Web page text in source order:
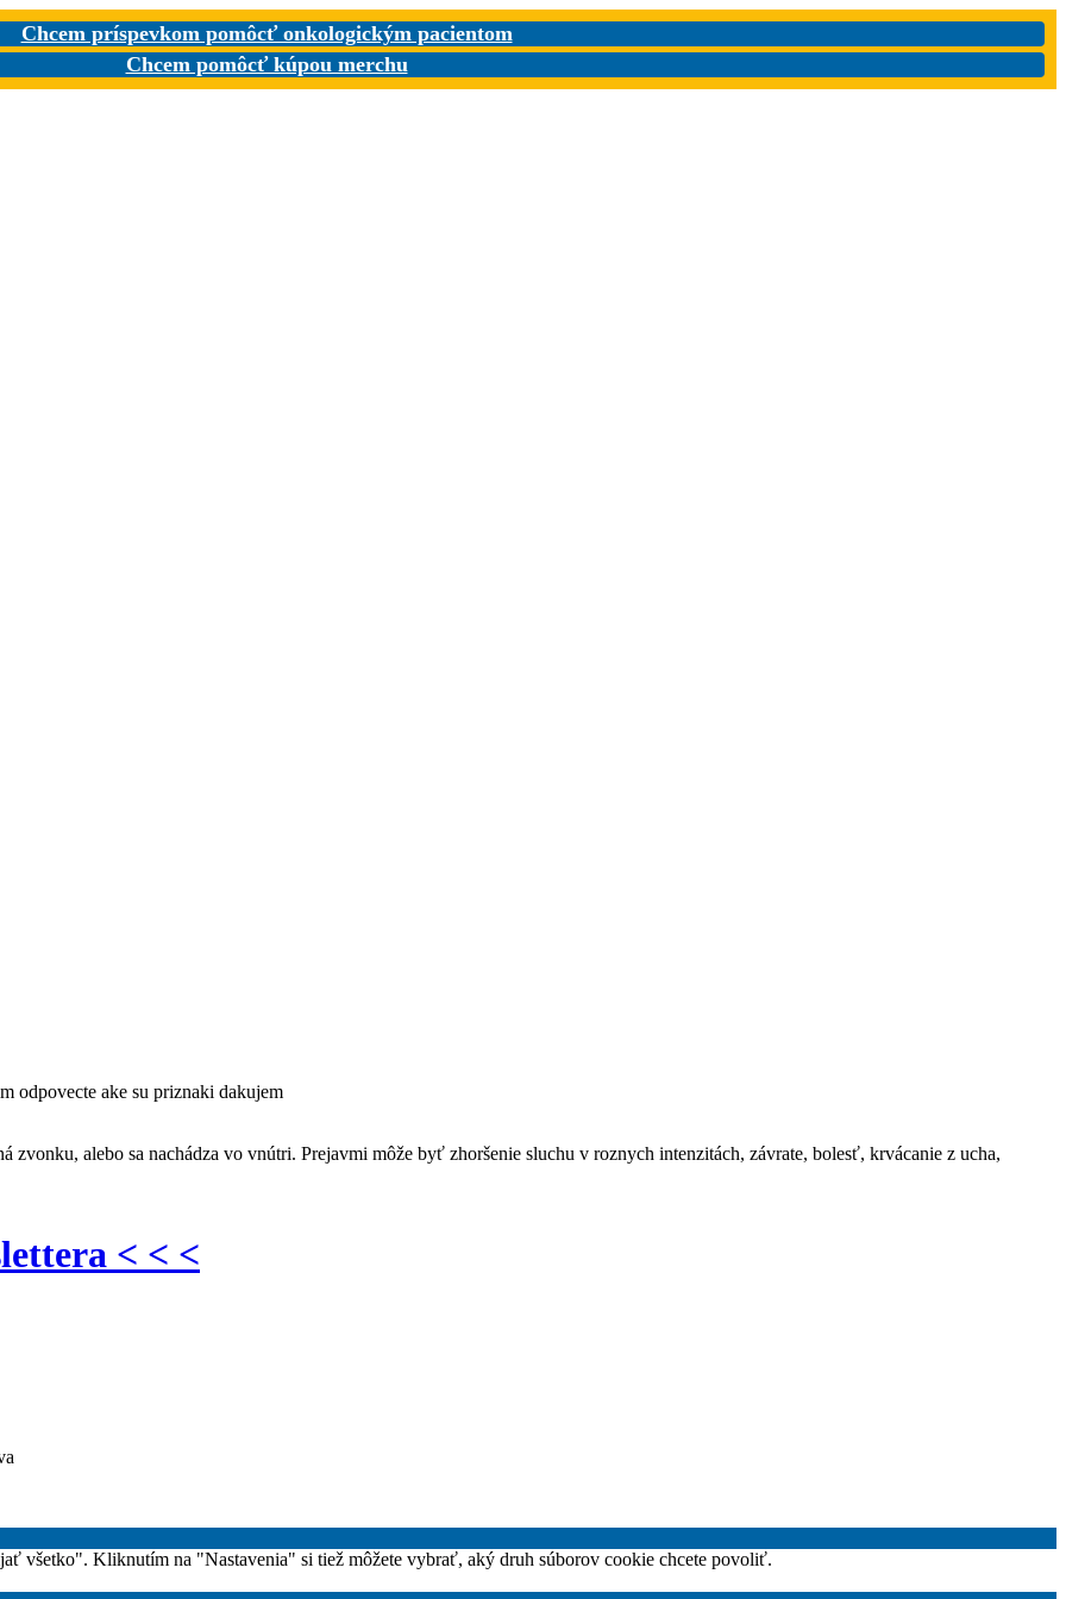
Chcem príspevkom pomôcť onkologickým pacientom
Chcem pomôcť kúpou merchu
odpovecte ake su priznaki dakujem
alebo sa nachádza vo vnútri. Prejavmi môže byť zhoršenie sluchu v roznych intenzitách, závrate, bolesť, krvácanie z ucha,
< < <
všetko". Kliknutím na "Nastavenia" si tiež môžete vybrať, aký druh súborov cookie chcete povoliť.